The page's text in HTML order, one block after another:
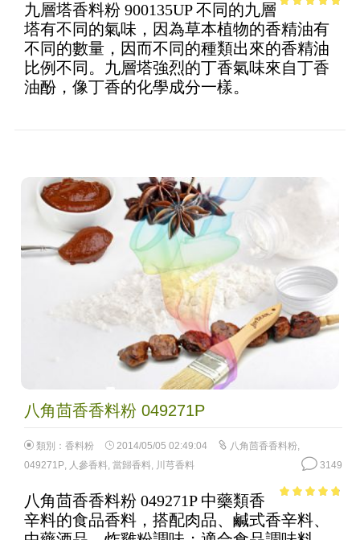
5
九層塔香料粉 900135UP 不同的九層
塔有不同的氣味，因為草本植物的香精油有
不同的數量，因而不同的種類出來的香精油
比例不同。九層塔強烈的丁香氣味來自丁香
油酚，像丁香的化學成分一樣。
八角茴香香料粉 049271P
類別： 香料粉 2014/05/05 02:49:04 八角茴香香料粉,
049271P, 人參香料, 當歸香料, 川芎香料 3149
5
八角茴香香料粉 049271P 中藥類香
辛料的食品香料，搭配肉品、鹹式香辛料、